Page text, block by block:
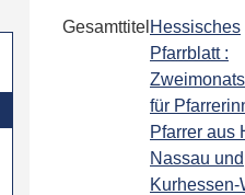
Gesamttitel Hessisches
Pfarrblatt :
für
Pfarrer aus
Nassau und
Kurhessen-